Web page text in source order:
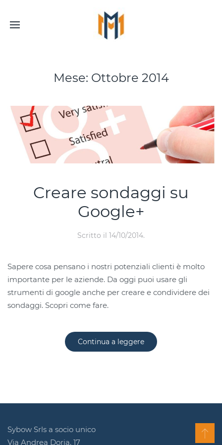
Mese: Ottobre 2014
Creare sondaggi su
Google+
Scritto il 14/10/2014.
Sapere cosa pensano i nostri potenziali clienti è molto
importante per le aziende. Da oggi puoi usare gli
strumenti di google anche per creare e condividere dei
sondaggi. Scopri come fare.
Continua a leggere
Sybow Srls a socio unico
Via Andrea Doria, 17